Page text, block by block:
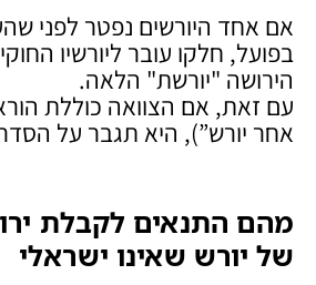
אם אחד היורשים נפטר לפני
בפועל, חלקו עובר ליורשיו
הירושה "יורשת" הלאה.
עם זאת, אם הצוואה כוללת
אחר יורש”), היא תגבר על
מהם התנאים לקבלת
של יורש שאינו ישראלי